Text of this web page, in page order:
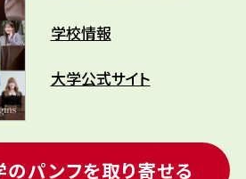
学校情報
大学公式サイト
のパンフを取り寄せる